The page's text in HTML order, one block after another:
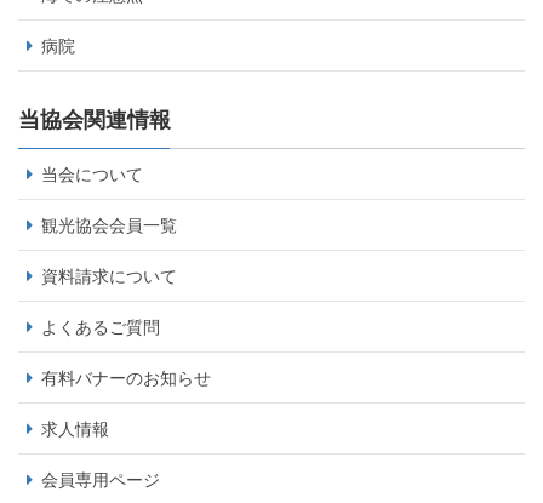
病院
当協会関連情報
当会について
観光協会会員一覧
資料請求について
よくあるご質問
有料バナーのお知らせ
求人情報
会員専用ページ